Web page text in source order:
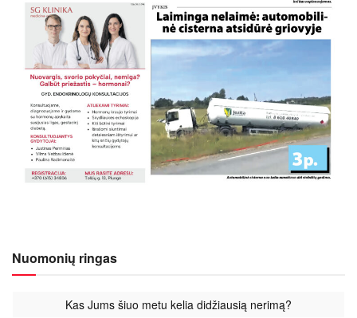
Nuomonių ringas
Kas Jums šiuo metu kelia didžiausią nerimą?